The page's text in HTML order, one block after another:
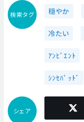
検索タグ 穏やか
冷たい
ｱﾝﾋﾞｴﾝﾄ
ｼﾝｾﾊﾟｯﾄﾞ
シェア